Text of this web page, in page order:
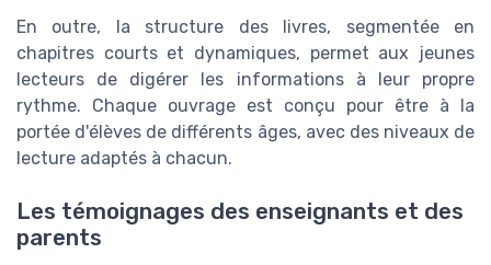
En outre, la structure des livres, segmentée en
chapitres courts et dynamiques, permet aux jeunes
lecteurs de digérer les informations à leur propre
rythme. Chaque ouvrage est conçu pour être à la
portée d'élèves de différents âges, avec des niveaux de
lecture adaptés à chacun.
Les témoignages des enseignants et des
parents